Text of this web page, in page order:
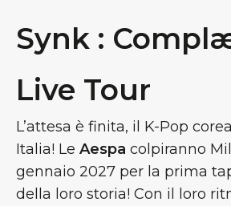
Synk :
Live Tour
L’attesa è finita, il K-Pop
Italia! Le Aespa colpiranno
gennaio 2027 per la prima
della loro storia! Con il loro